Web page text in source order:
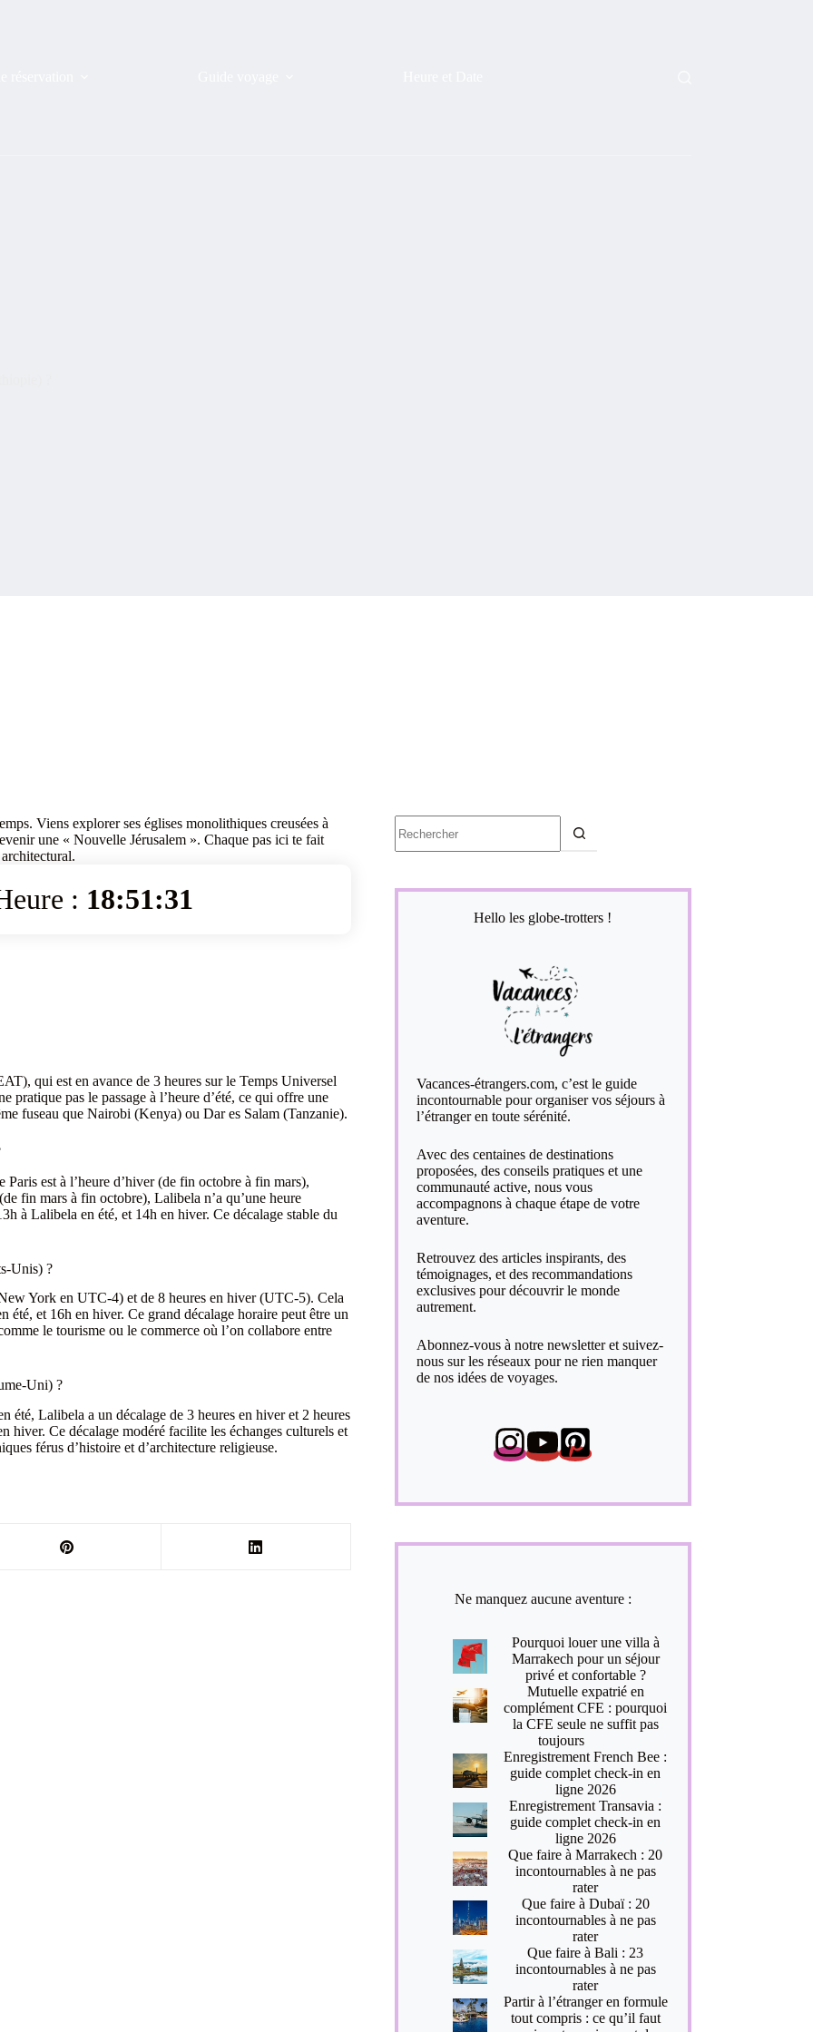
Viens explorer ses églises monolithiques creusées à
une « Nouvelle Jérusalem ». Chaque pas ici te fait
: 18:51:31
qui est en avance de 3 heures sur le Temps Universel
pas le passage à l’heure d’été, ce qui offre une
fuseau que Nairobi (Kenya) ou Dar es Salam (Tanzanie).
est à l’heure d’hiver (de fin octobre à fin mars),
fin mars à fin octobre), Lalibela n’a qu’une heure
à Lalibela en été, et 14h en hiver. Ce décalage stable du
Unis) ?
York en UTC-4) et de 8 heures en hiver (UTC-5). Cela
et 16h en hiver. Ce grand décalage horaire peut être un
le tourisme ou le commerce où l’on collabore entre
Uni) ?
Lalibela a un décalage de 3 heures en hiver et 2 heures
hiver. Ce décalage modéré facilite les échanges culturels et
férus d’histoire et d’architecture religieuse.
résultat
Hello les globe-trotters !
Vacances-étrangers.com, c’est le guide
incontournable pour organiser vos séjours à
l’étranger en toute sérénité.
Avec des centaines de destinations
proposées, des conseils pratiques et une
communauté active, nous vous
accompagnons à chaque étape de votre
aventure.
Retrouvez des articles inspirants, des
témoignages, et des recommandations
exclusives pour découvrir le monde
autrement.
Abonnez-vous à notre newsletter et suivez-
nous sur les réseaux pour ne rien manquer
de nos idées de voyages.
Ne manquez aucune aventure :
Pourquoi louer une villa à
Marrakech pour un séjour
privé et confortable ?
Mutuelle expatrié en
complément CFE : pourquoi
la CFE seule ne suffit pas
toujours
Enregistrement French Bee :
guide complet check-in en
ligne 2026
Enregistrement Transavia :
guide complet check-in en
ligne 2026
Que faire à Marrakech : 20
incontournables à ne pas
rater
Que faire à Dubaï : 20
incontournables à ne pas
rater
Que faire à Bali : 23
incontournables à ne pas
rater
Partir à l’étranger en formule
tout compris : ce qu’il faut